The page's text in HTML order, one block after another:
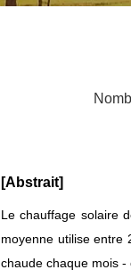
[Abstrait]
Le chauffage solaire
moyenne utilise entre
chaude chaque mois -